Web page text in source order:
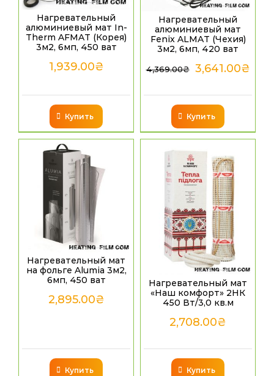
Нагревательный
алюминиевый мат In-
Therm AFMAT (Корея)
3м2, 6мп, 450 ват
1,939.00₴
Купить
Нагревательный
алюминиевый мат
Fenix ALMAT (Чехия)
3м2, 6мп, 420 ват
4,369.00₴ 3,641.00₴
Купить
Нагревательный мат
на фольге Alumia 3м2,
6мп, 450 ват
2,895.00₴
Купить
Нагревательный мат
«Наш комфорт» 2НК
450 Вт/3,0 кв.м
2,708.00₴
Купить